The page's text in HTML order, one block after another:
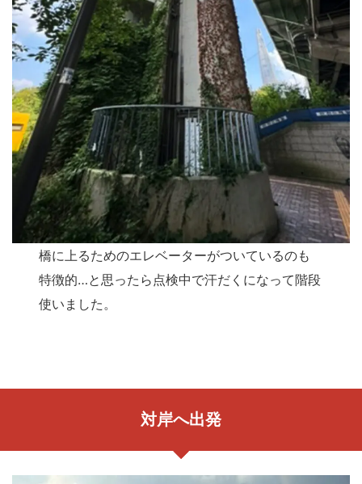
橋に上るためのエレベーターがついているのも
特徴的…と思ったら点検中で汗だくになって階段
使いました。
対岸へ出発